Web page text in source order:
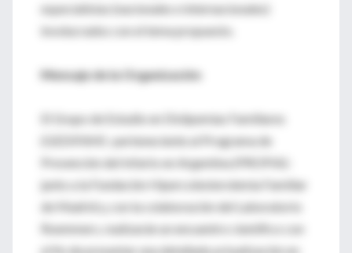
especialistas (nacionales e internacionales)
involucrados con el tema propuesto.
Mensaje de la Organización
El Grupo de Estudio en Dislipemias Familiares
(GEDIFAM) -perteneciente al Programa de
Prevención del Infarto en Argentina (PROPIA)-
junto a la Fundación Hipercolesterolemia Familiar
de Madrid y, con la colaboración del Laboratorio
Roemmers, realizarán un encuentro científico con